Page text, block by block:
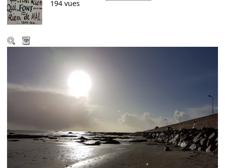
194 vues